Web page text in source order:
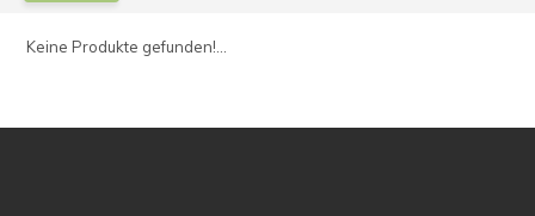
Keine Produkte gefunden!...